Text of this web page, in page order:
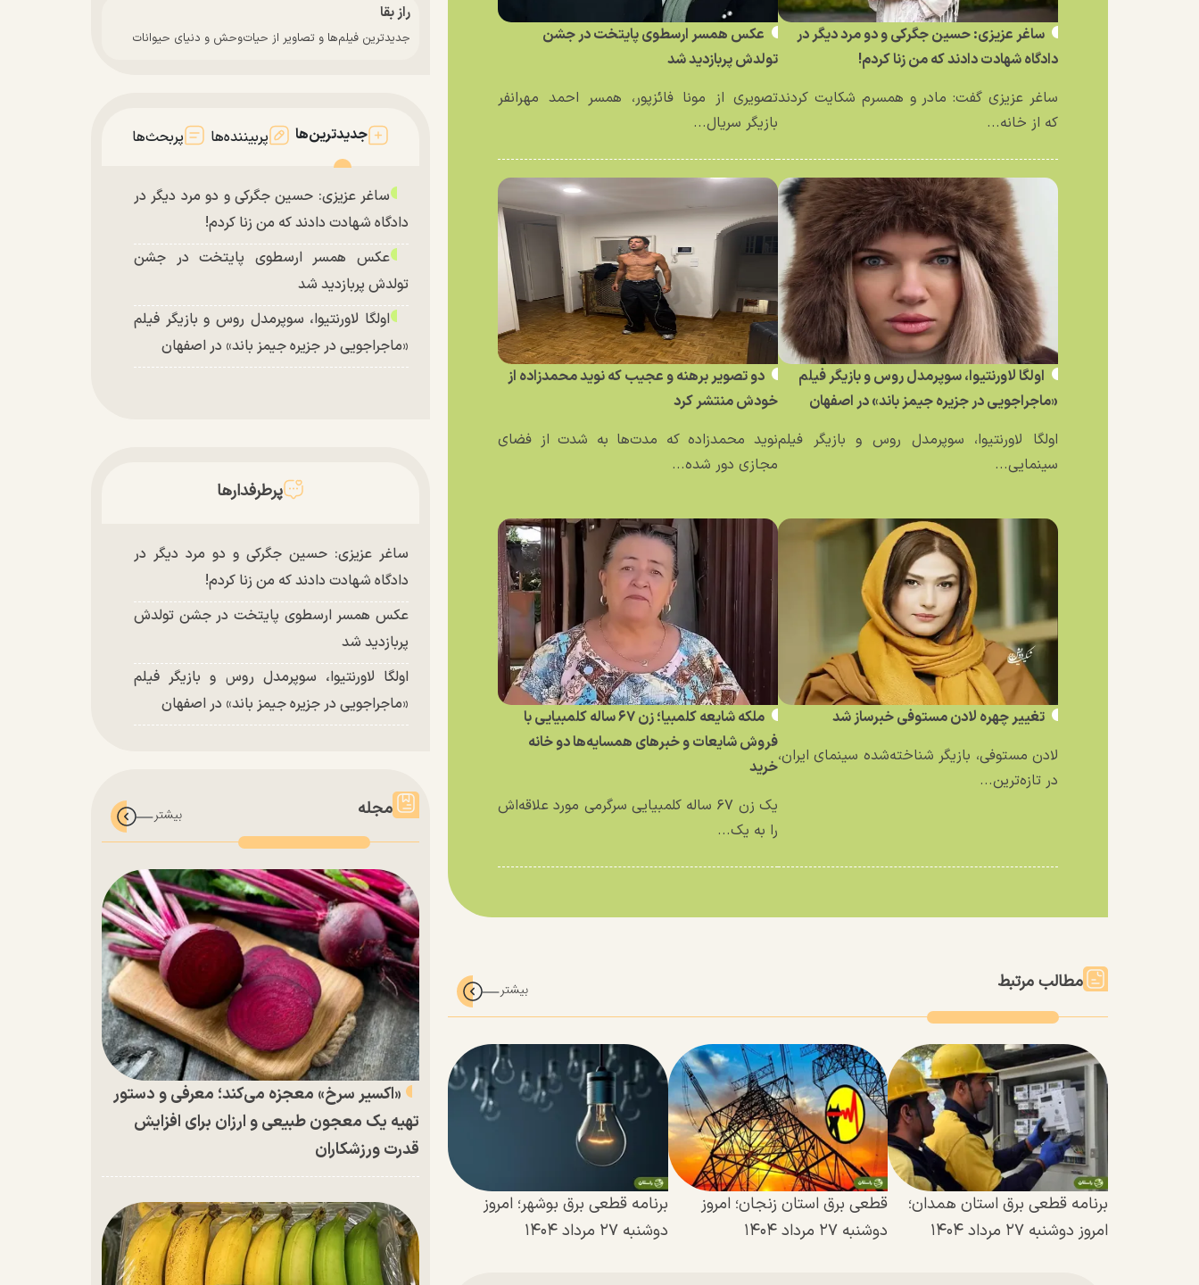
ساغر عزیزی: حسین جگرکی و دو مرد دیگر در
دادگاه شهادت دادند که من زنا کردم!
ساغر عزیزی گفت: مادر و همسرم شکایت کردند
که از خانه...
عکس همسر ارسطوی پایتخت در جشن
تولدش پربازدید شد
تصویری از مونا فائزپور، همسر احمد مهرانفر
بازیگر سریال...
اولگا لاورنتیوا، سوپرمدل روس و بازیگر فیلم
«ماجراجویی در جزیره جیمز باند» در اصفهان
اولگا لاورنتیوا، سوپرمدل روس و بازیگر فیلم
سینمایی...
دو تصویر برهنه و عجیب که نوید محمدزاده از
خودش منتشر کرد
نوید محمدزاده که مدت‌ها به شدت از فضای
مجازی دور شده...
تغییر چهره لادن مستوفی خبرساز شد
لادن مستوفی، بازیگر شناخته‌شده سینمای ایران،
در تازه‌ترین...
ملکه شایعه کلمبیا؛ زن ۶۷ ساله کلمبیایی با
فروش شایعات و خبر‌های همسایه‌ها دو خانه
خرید
یک زن ۶۷ ساله کلمبیایی سرگرمی مورد علاقه‌اش
را به یک...
مطالب مرتبط
برنامه قطعی برق استان همدان؛
امروز دوشنبه ۲۷ مرداد ۱۴۰۴
قطعی برق استان زنجان؛ امروز
دوشنبه ۲۷ مرداد ۱۴۰۴
برنامه قطعی برق بوشهر؛ امروز
دوشنبه ۲۷ مرداد ۱۴۰۴
راز بقا
جدیدترین فیلم‌ها و تصاویر از حیات‌وحش و دنیای حیوانات
جدیدترین‌ها پربیننده‌ها پربحث‌ها
ساغر عزیزی: حسین جگرکی و دو مرد دیگر در
دادگاه شهادت دادند که من زنا کردم!
عکس همسر ارسطوی پایتخت در جشن
تولدش پربازدید شد
اولگا لاورنتیوا، سوپرمدل روس و بازیگر فیلم
«ماجراجویی در جزیره جیمز باند» در اصفهان
پرطرفدارها
ساغر عزیزی: حسین جگرکی و دو مرد دیگر در
دادگاه شهادت دادند که من زنا کردم!
عکس همسر ارسطوی پایتخت در جشن تولدش
پربازدید شد
اولگا لاورنتیوا، سوپرمدل روس و بازیگر فیلم
«ماجراجویی در جزیره جیمز باند» در اصفهان
مجله
«اکسیر سرخ» معجزه می‌کند؛ معرفی و دستور
تهیه یک معجون طبیعی و ارزان برای افزایش
قدرت ورزشکاران